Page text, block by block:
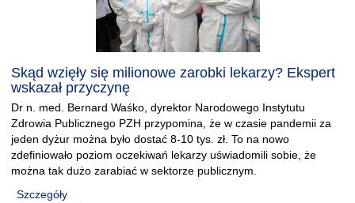
Skąd wzięły się milionowe zarobki lekarzy? Ekspert
wskazał przyczynę
Dr n. med. Bernard Waśko, dyrektor Narodowego Instytutu
Zdrowia Publicznego PZH przypomina, że w czasie pandemii za
jeden dyżur można było dostać 8-10 tys. zł. To na nowo
zdefiniowało poziom oczekiwań lekarzy uświadomili sobie, że
można tak dużo zarabiać w sektorze publicznym.
Szczegóły